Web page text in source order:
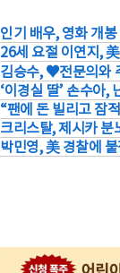
인기 배우, 영화 개
26세 요절 이연지,
김승수, ♥전문의와
‘이경실 딸’ 손수아,
“팬에 돈 빌리고 잠
크리스탈, 제시카 분
박민영, 美 경찰에